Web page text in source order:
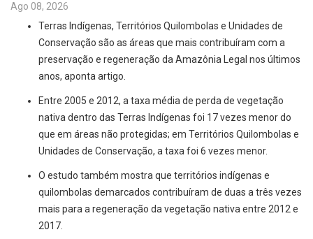
Ago 08, 2026
Terras Indígenas, Territórios Quilombolas e Unidades de
Conservação são as áreas que mais contribuíram com a
preservação e regeneração da Amazônia Legal nos últimos
anos, aponta artigo.
Entre 2005 e 2012, a taxa média de perda de vegetação
nativa dentro das Terras Indígenas foi 17 vezes menor do
que em áreas não protegidas; em Territórios Quilombolas e
Unidades de Conservação, a taxa foi 6 vezes menor.
O estudo também mostra que territórios indígenas e
quilombolas demarcados contribuíram de duas a três vezes
mais para a regeneração da vegetação nativa entre 2012 e
2017.